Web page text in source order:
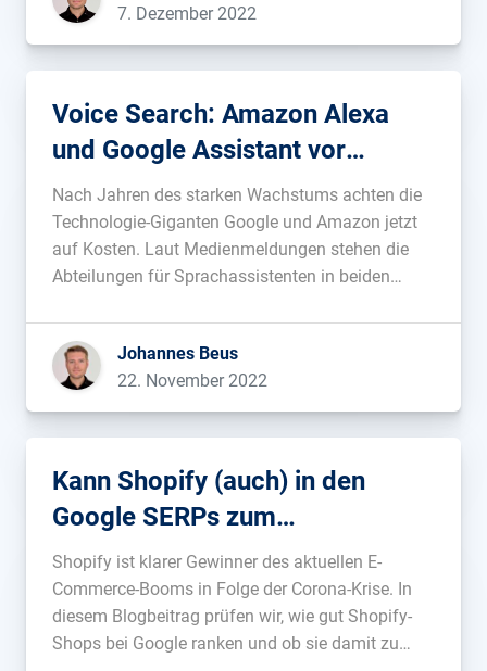
7. Dezember 2022
Voice Search: Amazon Alexa
und Google Assistant vor
Kürzungen
Nach Jahren des starken Wachstums achten die
Technologie-Giganten Google und Amazon jetzt
auf Kosten. Laut Medienmeldungen stehen die
Abteilungen für Sprachassistenten in beiden
Bei Amazon soll Alexa für rund 10 Milliarden
jährliche Verluste verantwortlich sein. Alle
Versuche, Alexa zu monetarisieren, seien in der
Vergangenheit fehlgeschlagen. […]...
Johannes Beus
22. November 2022
Kann Shopify (auch) in den
Google SERPs zum
Wettbewerber für Amazon
werden?
Shopify ist klarer Gewinner des aktuellen E-
Commerce-Booms in Folge der Corona-Krise. In
diesem Blogbeitrag prüfen wir, wie gut Shopify-
Shops bei Google ranken und ob sie damit zu